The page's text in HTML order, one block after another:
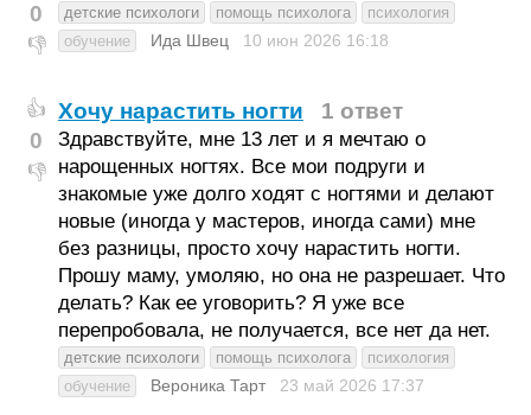
0
👎
детские психологи помощь психолога
психология
обучение
Ида Швец 10 июн 2026 16:18
👍
0
👎
Хочу нарастить ногти 1 ответ
Здравствуйте, мне 13 лет и я мечтаю о
нарощенных ногтях. Все мои подруги и
знакомые уже долго ходят с ногтями и делают
новые (иногда у мастеров, иногда сами) мне
без разницы, просто хочу нарастить ногти.
Прошу маму, умоляю, но она не разрешает. Что
делать? Как ее уговорить? Я уже все
перепробовала, не получается, все нет да нет.
детские психологи помощь психолога
психология
обучение
Вероника Тарт 23 май 2026 17:37